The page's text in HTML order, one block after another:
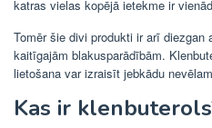
katras vielas kopējā ietekme ir
Tomēr šie divi produkti ir arī
kaitīgajām blakusparādībām.
lietošana var izraisīt jebkādu
Kas ir